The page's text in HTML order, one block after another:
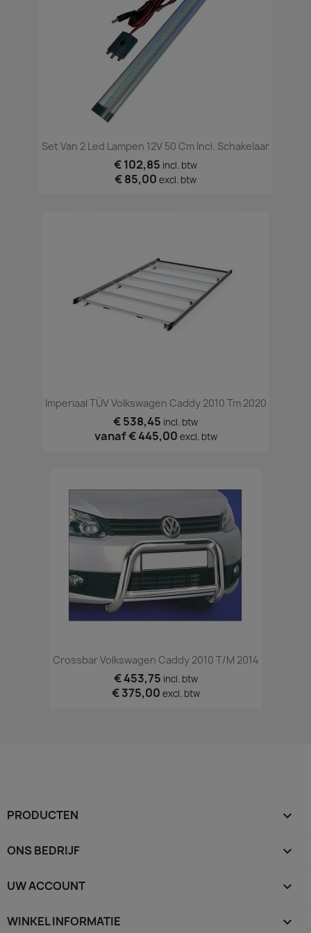
Set Van 2 Led Lampen 12V 50 Cm Incl. Schakelaar
€ 102,85 incl. btw
€ 85,00 excl. btw
Imperiaal TÜV Volkswagen Caddy 2010 Tm 2020
€ 538,45 incl. btw
vanaf€ 445,00 excl. btw
Crossbar Volkswagen Caddy 2010 T/m 2014
€ 453,75 incl. btw
€ 375,00 excl. btw
PRODUCTEN 
ONS BEDRIJF 
UW ACCOUNT 
WINKEL INFORMATIE keyboard_arrow_down